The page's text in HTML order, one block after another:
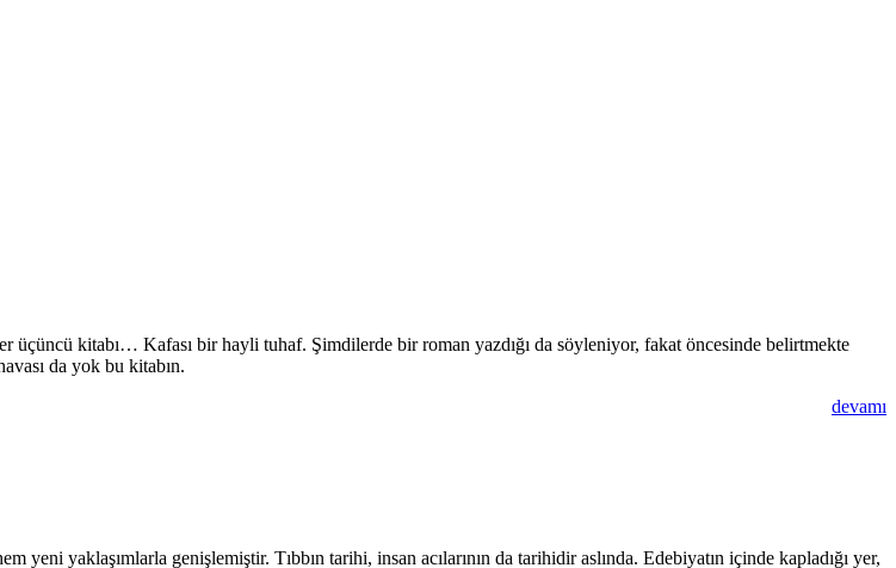
kitabı… Kafası bir hayli tuhaf. Şimdilerde bir roman yazdığı da söyleniyor, fakat öncesinde belirtmekte
da yok bu kitabın.
devamı
yaklaşımlarla genişlemiştir. Tıbbın tarihi, insan acılarının da tarihidir aslında. Edebiyatın içinde kapladığı yer,